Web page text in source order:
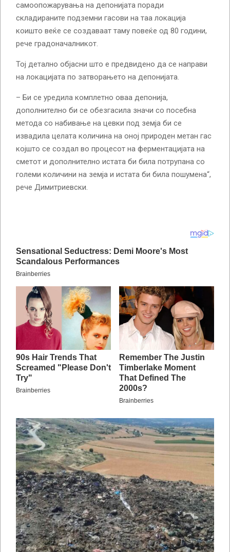
самоопожарувања на депонијата поради
складираните подземни гасови на таа локација
коишто веќе се создаваат таму повеќе од 80 години,
рече градоначалникот.
Тој детално објасни што е предвидено да се направи
на локацијата по затворањето на депонијата.
– Би се уредила комплетно оваа депонија,
дополнително би се обезгасила значи со посебна
метода со набивање на цевки под земја би се
извадила целата количина на оној природен метан гас
којшто се создал во процесот на ферментацијата на
сметот и дополнително истата би била потрупана со
големи количини на земја и истата би била пошумена“,
рече Димитриевски.